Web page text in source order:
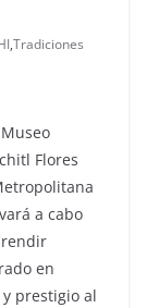
,Tradiciones
Flores
a cabo
rendir
en
prestigio al